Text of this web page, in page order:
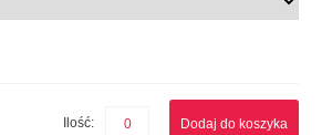
Ilość: Dodaj do koszyka